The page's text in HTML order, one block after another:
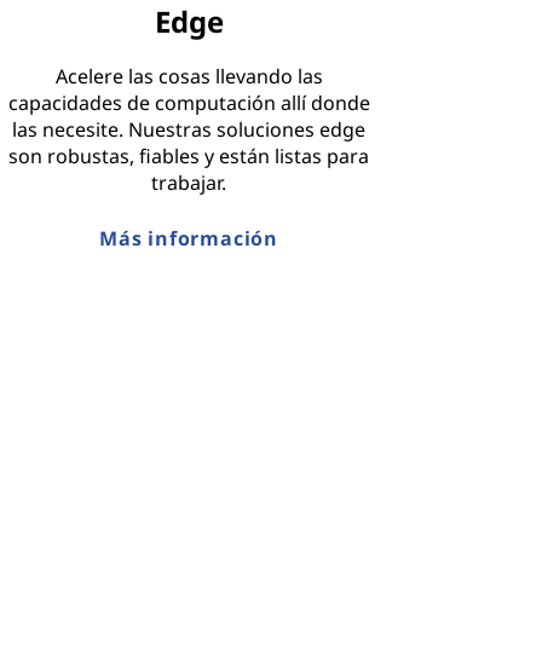
Edge
Acelere las cosas llevando las
capacidades de computación allí donde
las necesite. Nuestras soluciones edge
son robustas, fiables y están listas para
trabajar.
Más información